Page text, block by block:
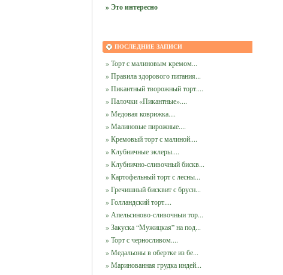
» Это интересно
ПОСЛЕДНИЕ ЗАПИСИ
» Торт с малиновым кремом...
» Правила здорового питания...
» Пикантный творожный торт....
» Палочки «Пикантные»....
» Медовая коврижка....
» Малиновые пирожные....
» Кремовый торт с малиной....
» Клубничные эклеры....
» Клубнично-сливочный бискв...
» Картофельный торт с лесны...
» Гречишный бисквит с брусн...
» Голландский торт....
» Апельсиново-сливочныи тор...
» Закуска “Мужицкая” на под...
» Торт с черносливом....
» Медальоны в обертке из бе...
» Маринованная грудка индей...